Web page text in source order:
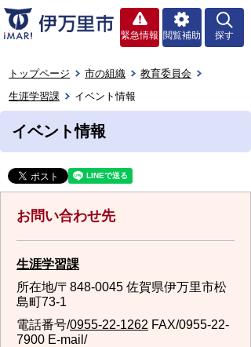
緊急情報 閲覧補助 探す
トップページ 市の組織
教育委員会
生涯学習課
イベント情報
イベント情報
お問い合わせ先
生涯学習課
所在地/〒848-0045 佐賀県伊万里市松
島町73-1
電話番号/0955-22-1262 FAX/0955-22-
7900 E-mail/